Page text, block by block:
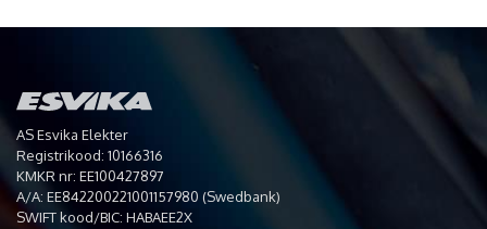
AS Esvika Elekter
Registrikood: 10166316
KMKR nr: EE100427897
A/A: EE842200221001157980 (Swedbank)
SWIFT kood/BIC: HABAEE2X